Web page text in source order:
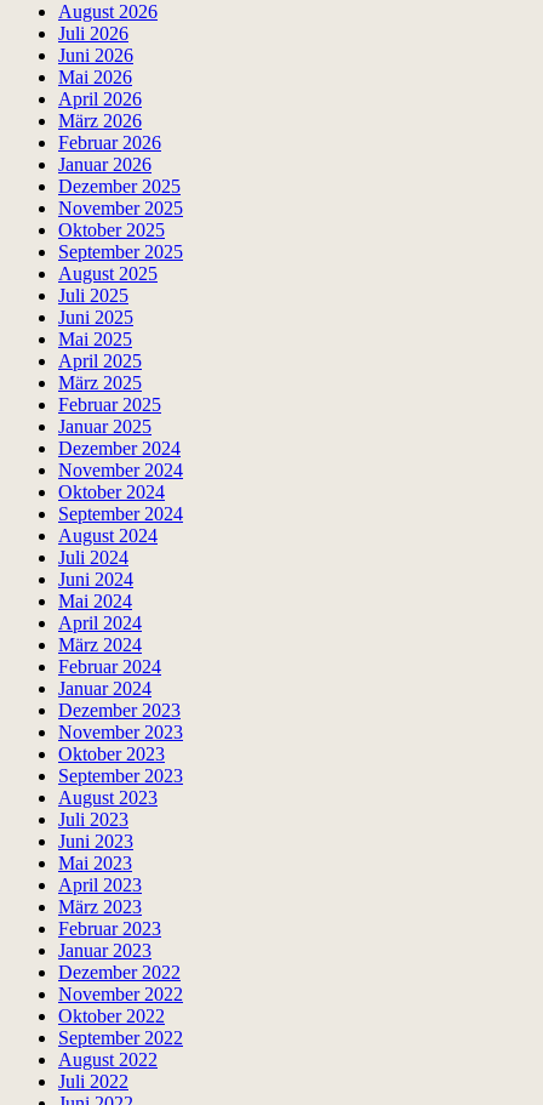
August 2026
Juli 2026
Juni 2026
Mai 2026
April 2026
März 2026
Februar 2026
Januar 2026
Dezember 2025
November 2025
Oktober 2025
September 2025
August 2025
Juli 2025
Juni 2025
Mai 2025
April 2025
März 2025
Februar 2025
Januar 2025
Dezember 2024
November 2024
Oktober 2024
September 2024
August 2024
Juli 2024
Juni 2024
Mai 2024
April 2024
März 2024
Februar 2024
Januar 2024
Dezember 2023
November 2023
Oktober 2023
September 2023
August 2023
Juli 2023
Juni 2023
Mai 2023
April 2023
März 2023
Februar 2023
Januar 2023
Dezember 2022
November 2022
Oktober 2022
September 2022
August 2022
Juli 2022